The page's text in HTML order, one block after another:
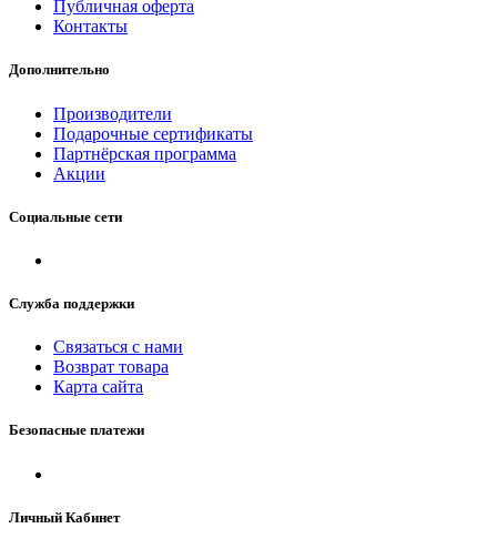
Публичная оферта
Контакты
Дополнительно
Производители
Подарочные сертификаты
Партнёрская программа
Акции
Социальные сети
Служба поддержки
Связаться с нами
Возврат товара
Карта сайта
Безопасные платежи
Личный Кабинет